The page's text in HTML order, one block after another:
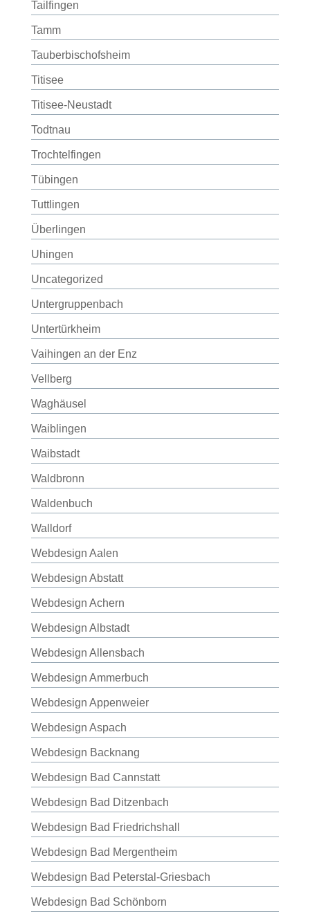
Tailfingen
Tamm
Tauberbischofsheim
Titisee
Titisee-Neustadt
Todtnau
Trochtelfingen
Tübingen
Tuttlingen
Überlingen
Uhingen
Uncategorized
Untergruppenbach
Untertürkheim
Vaihingen an der Enz
Vellberg
Waghäusel
Waiblingen
Waibstadt
Waldbronn
Waldenbuch
Walldorf
Webdesign Aalen
Webdesign Abstatt
Webdesign Achern
Webdesign Albstadt
Webdesign Allensbach
Webdesign Ammerbuch
Webdesign Appenweier
Webdesign Aspach
Webdesign Backnang
Webdesign Bad Cannstatt
Webdesign Bad Ditzenbach
Webdesign Bad Friedrichshall
Webdesign Bad Mergentheim
Webdesign Bad Peterstal-Griesbach
Webdesign Bad Schönborn